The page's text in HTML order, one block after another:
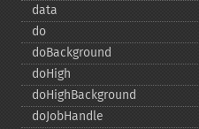
data
do
doBackground
doHigh
doHighBackground
doJobHandle